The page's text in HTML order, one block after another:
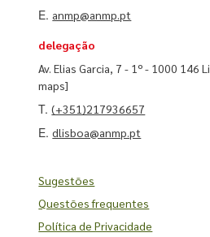
E. anmp@anmp.pt
delegação
Av. Elias Garcia, 7 - 1º - 1000 146
maps]
T.(+351)217936657
E.dlisboa@anmp.pt
Sugestões
Questões frequentes
Política de Privacidade